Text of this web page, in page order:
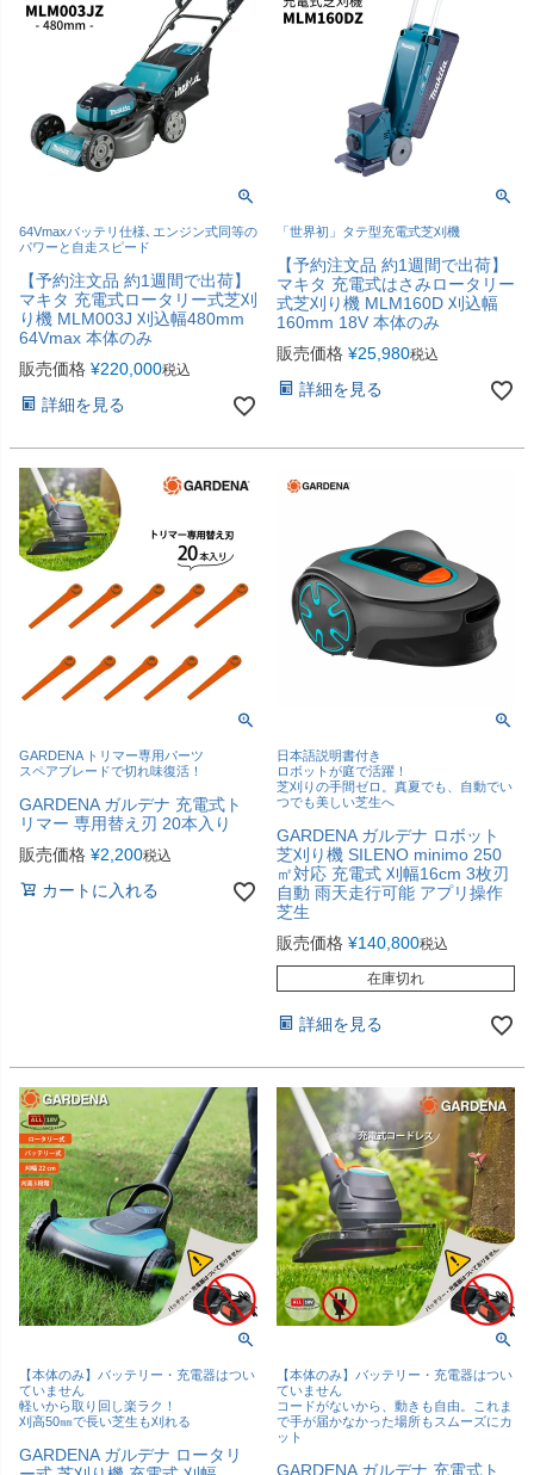
64Vmaxバッテリ仕様､エンジン式同等の
パワーと自走スピード
【予約注文品 約1週間で出荷】
マキタ 充電式ロータリー式芝刈
り機 MLM003J 刈込幅480mm
64Vmax 本体のみ
販売価格 ¥220,000税込
詳細を見る
「世界初」タテ型充電式芝刈機
【予約注文品 約1週間で出荷】
マキタ 充電式はさみロータリー
式芝刈り機 MLM160D 刈込幅
160mm 18V 本体のみ
販売価格 ¥25,980税込
詳細を見る
GARDENA トリマー専用パーツ
スペアブレードで切れ味復活！
GARDENA ガルデナ 充電式ト
リマー 専用替え刃 20本入り
販売価格 ¥2,200税込
カートに入れる
日本語説明書付き
ロボットが庭で活躍！
芝刈りの手間ゼロ。真夏でも、自動でい
つでも美しい芝生へ
GARDENA ガルデナ ロボット
芝刈り機 SILENO minimo 250
㎡対応 充電式 刈幅16cm 3枚刃
自動 雨天走行可能 アプリ操作
芝生
販売価格 ¥140,800税込
在庫切れ
詳細を見る
【本体のみ】バッテリー・充電器はつい
ていません
軽いから取り回し楽ラク！
刈高50㎜で長い芝生も刈れる
GARDENA ガルデナ ロータリ
【本体のみ】バッテリー・充電器はつい
ていません
コードがないから、動きも自由。これま
で手が届かなかった場所もスムーズにカ
ット
GARDENA ガルデナ 充電式ト